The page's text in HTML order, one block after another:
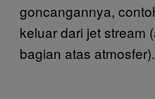
goncangannya,
keluar dari jet stream
bagian atas atmosfer).